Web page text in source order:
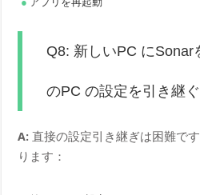
Q8: 新しいPC に
のPC の設定を引き継
A: 直接の設定引き継ぎは困難で
ります：